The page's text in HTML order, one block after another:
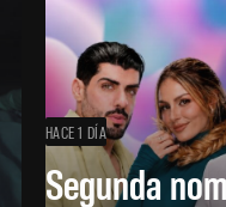
HACE 1 DÍA
Segunda